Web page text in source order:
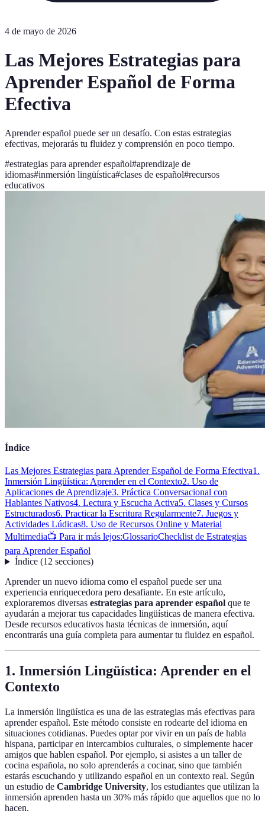
4 de mayo de 2026
Las Mejores Estrategias para
Aprender Español de Forma
Efectiva
Aprender español puede ser un desafío. Con estas estrategias
efectivas, mejorarás tu fluidez y comprensión en poco tiempo.
#estrategias para aprender español#aprendizaje de
idiomas#inmersión lingüística#clases de español#recursos
educativos
Índice
Las Mejores Estrategias para Aprender Español de Forma Efectiva1.
Inmersión Lingüística: Aprender en el Contexto2. Uso de
Aplicaciones de Aprendizaje3. Práctica Conversacional con
Hablantes Nativos4. Lectura y Escucha Activa5. Clases y Cursos
Estructurados6. Practicar la Escritura Regularmente7. Juegos y
Actividades Lúdicas8. Uso de Recursos Online y Material
Multimedia📺 Para ir más lejos:GlossarioChecklist de Estrategias
para Aprender Español
Índice(12 secciones)
Aprender un nuevo idioma como el español puede ser una
experiencia enriquecedora pero desafiante. En este artículo,
exploraremos diversas estrategias para aprender español que te
ayudarán a mejorar tus capacidades lingüísticas de manera efectiva.
Desde recursos educativos hasta técnicas de inmersión, aquí
encontrarás una guía completa para aumentar tu fluidez en español.
1. Inmersión Lingüística: Aprender en el
Contexto
La inmersión lingüística es una de las estrategias más efectivas para
aprender español. Este método consiste en rodearte del idioma en
situaciones cotidianas. Puedes optar por vivir en un país de habla
hispana, participar en intercambios culturales, o simplemente hacer
amigos que hablen español. Por ejemplo, si asistes a un taller de
cocina española, no solo aprenderás a cocinar, sino que también
estarás escuchando y utilizando español en un contexto real. Según
un estudio de Cambridge University, los estudiantes que utilizan la
inmersión aprenden hasta un 30% más rápido que aquellos que no lo
hacen.